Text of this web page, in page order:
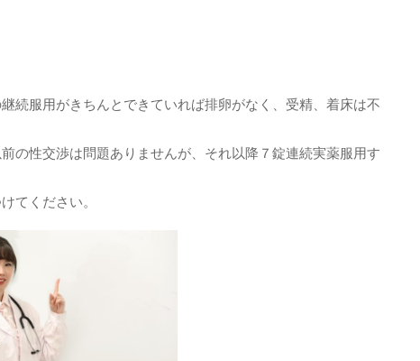
続服用がきちんとできていれば排卵がなく、受精、着床は不
の性交渉は問題ありませんが、それ以降７錠連続実薬服用す
てください。